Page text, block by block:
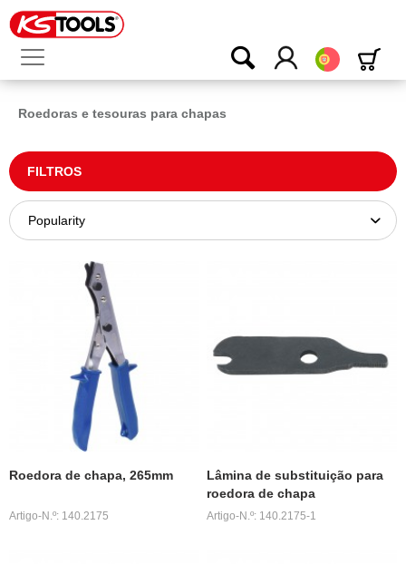
Português
Roedoras e tesouras para chapas
FILTROS
Roedora de chapa, 265mm
Artigo-N.º: 140.2175
Lâmina de substituição para
roedora de chapa
Artigo-N.º: 140.2175-1